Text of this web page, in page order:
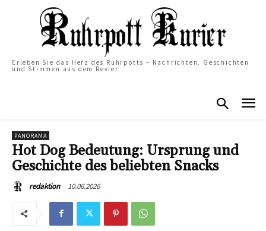
Erleben Sie das Herz des Ruhrpotts – Nachrichten, Geschichten
und Stimmen aus dem Revier
PANORAMA
Hot Dog Bedeutung: Ursprung und
Geschichte des beliebten Snacks
redaktion 10.06.2026